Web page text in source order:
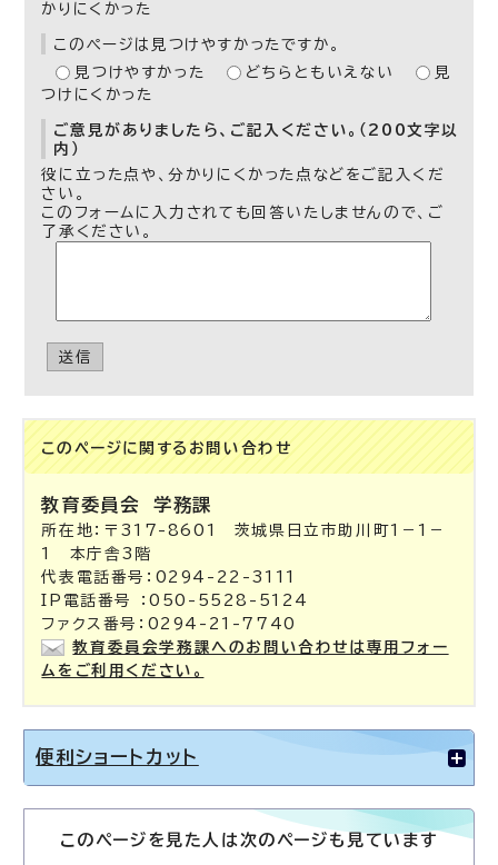
かりにくかった
このページは見つけやすかったですか。
見つけやすかった
どちらともいえない
見
つけにくかった
ご意見がありましたら、ご記入ください。（200文字以
内）
役に立った点や、分かりにくかった点などをご記入くだ
さい。
このフォームに入力されても回答いたしませんので、ご
了承ください。
送信
このページに関する お問い合わせ
教育委員会学務課
所在地：〒317-8601 茨城県日立市助川町1－1－
1 本庁舎3階
代表電話番号：0294-22-3111
IP電話番号 ：050-5528-5124
ファクス番号：0294-21-7740
教育委員会学務課へのお問い合わせは専用フォー
ムをご利用ください。
便利ショートカット
このページを見た人は次のページも見ています